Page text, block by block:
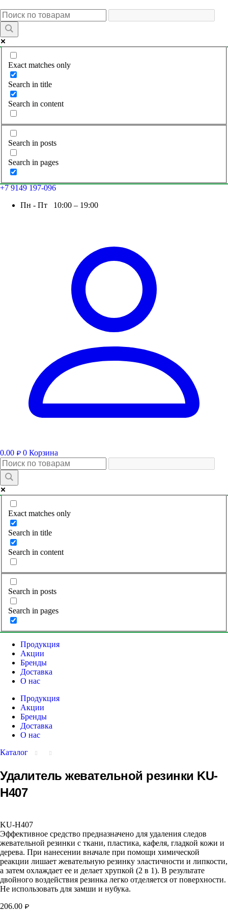
Exact matches only
Search in title
Search in content
Search in posts
Search in pages
+7 9149 197-096
Пн - Пт 10:00 – 19:00
0.00 ₽ 0 Корзина
Exact matches only
Search in title
Search in content
Search in posts
Search in pages
Продукция
Акции
Бренды
Доставка
О нас
Продукция
Акции
Бренды
Доставка
О нас
Каталог
Удалитель жевательной резинки KU-
H407
KU-H407
Эффективное средство предназначено для удаления следов
жевательной резинки с ткани, пластика, кафеля, гладкой кожи и
дерева. При нанесении вначале при помощи химической
реакции лишает жевательную резинку эластичности и липкости,
а затем охлаждает ее и делает хрупкой (2 в 1). В результате
двойного воздействия резинка легко отделяется от поверхности.
Не использовать для замши и нубука.
206.00 ₽